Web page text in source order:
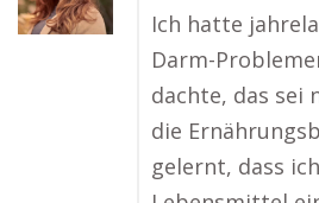
Ich hatte
Darm-
dachte, das sei
die
gelernt, dass